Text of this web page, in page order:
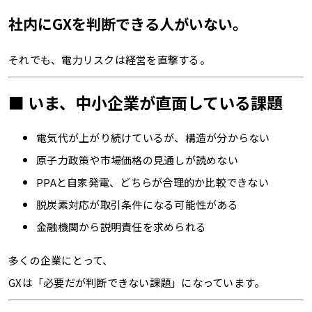
社内にGXを判断できる人がいない。
それでも、電力リスクは経営を直撃する。
■ いま、中小企業が直面している課題
電気代が上がり続けているが、構造が分からない
原子力政策や市場価格の見通しが読めない
PPAと自家発電、どちらが合理的か比較できない
脱炭素対応が取引条件になる可能性がある
金融機関から説明責任を求められる
多くの企業にとって、
GXは「必要だが判断できない課題」になっています。